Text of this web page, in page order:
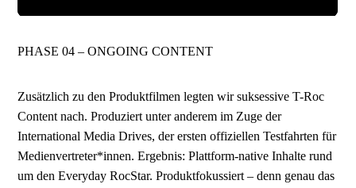
PHASE 04 – ONGOING CONTENT
Zusätzlich zu den Produktfilmen legten wir suksessive T-Roc
Content nach. Produziert unter anderem im Zuge der
International Media Drives, der ersten offiziellen Testfahrten für
Medienvertreter*innen. Ergebnis: Plattform-native Inhalte rund
um den Everyday RocStar. Produktfokussiert – denn genau das